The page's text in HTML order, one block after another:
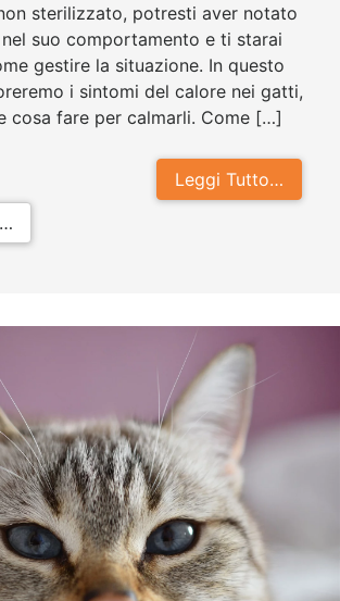
sterilizzato, potresti aver notato
suo comportamento e ti starai
gestire la situazione. In questo
i sintomi del calore nei gatti,
cosa fare per calmarli. Come […]
Leggi Tutto…